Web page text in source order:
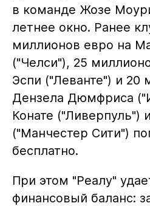
в команде Жозе
летнее окно. Ранее
миллионов евро на
("Челси"), 25
Эспи ("Леванте") и 20
Дензела Дюмфриса
Конате ("Ливерпуль")
("Манчестер Сити")
бесплатно.
При этом "Реалу"
финансовый баланс: